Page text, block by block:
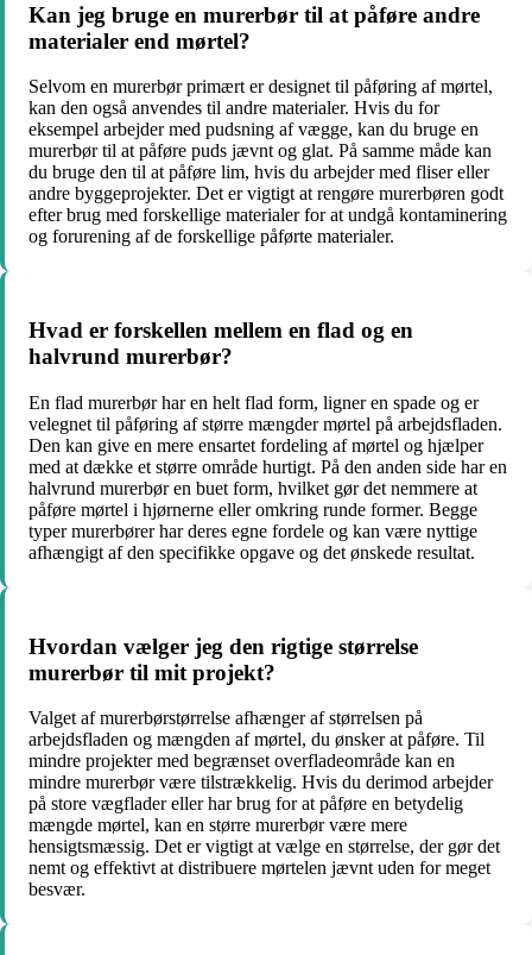
Kan jeg bruge en murerbør til at påføre andre
materialer end mørtel?
Selvom en murerbør primært er designet til påføring af mørtel,
kan den også anvendes til andre materialer. Hvis du for
eksempel arbejder med pudsning af vægge, kan du bruge en
murerbør til at påføre puds jævnt og glat. På samme måde kan
du bruge den til at påføre lim, hvis du arbejder med fliser eller
andre byggeprojekter. Det er vigtigt at rengøre murerbøren godt
efter brug med forskellige materialer for at undgå kontaminering
og forurening af de forskellige påførte materialer.
Hvad er forskellen mellem en flad og en
halvrund murerbør?
En flad murerbør har en helt flad form, ligner en spade og er
velegnet til påføring af større mængder mørtel på arbejdsfladen.
Den kan give en mere ensartet fordeling af mørtel og hjælper
med at dække et større område hurtigt. På den anden side har en
halvrund murerbør en buet form, hvilket gør det nemmere at
påføre mørtel i hjørnerne eller omkring runde former. Begge
typer murerbører har deres egne fordele og kan være nyttige
afhængigt af den specifikke opgave og det ønskede resultat.
Hvordan vælger jeg den rigtige størrelse
murerbør til mit projekt?
Valget af murerbørstørrelse afhænger af størrelsen på
arbejdsfladen og mængden af mørtel, du ønsker at påføre. Til
mindre projekter med begrænset overfladeområde kan en
mindre murerbør være tilstrækkelig. Hvis du derimod arbejder
på store vægflader eller har brug for at påføre en betydelig
mængde mørtel, kan en større murerbør være mere
hensigtsmæssig. Det er vigtigt at vælge en størrelse, der gør det
nemt og effektivt at distribuere mørtelen jævnt uden for meget
besvær.